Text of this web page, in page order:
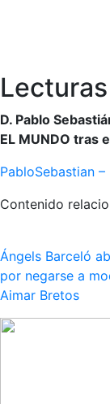
Lecturas
D. Pablo
EL MUNDO tras
PabloSebastian
Contenido
Ángels Barceló
por negarse a
Aimar Bretos